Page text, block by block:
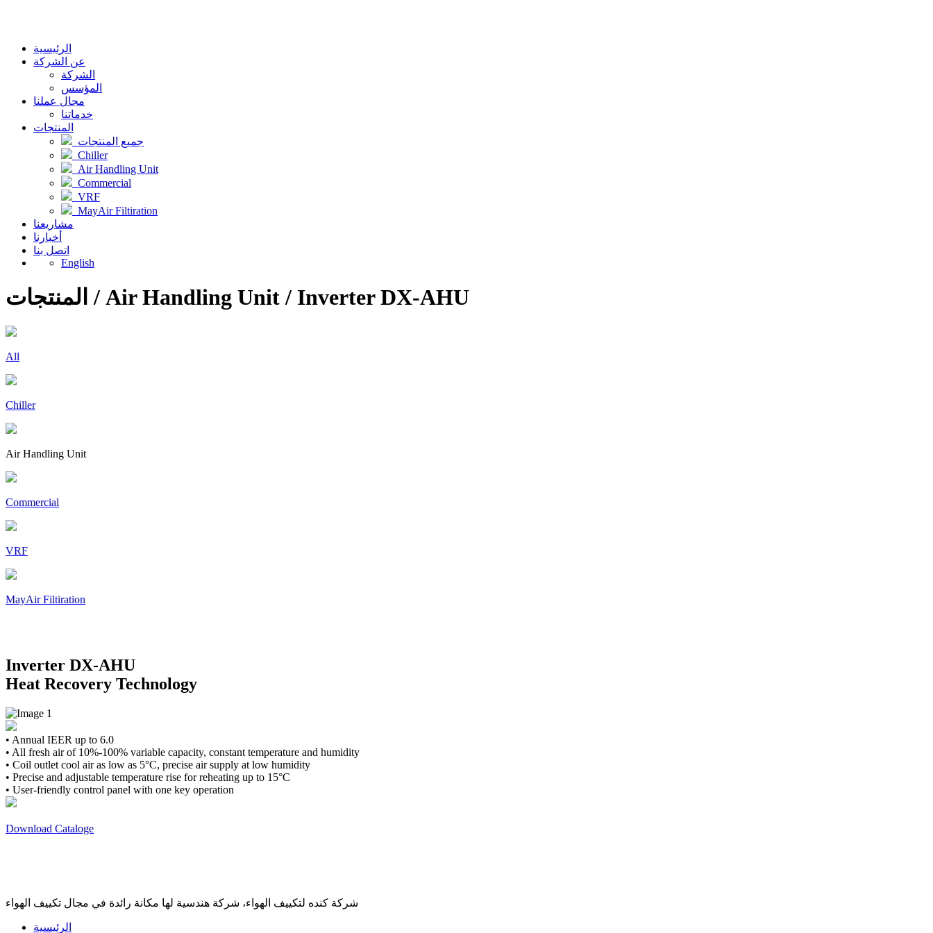
الرئيسية
عن الشركة
الشركة
المؤسس
مجال عملنا
خدماتنا
المنتجات
جميع المنتجات
Chiller
Air Handling Unit
Commercial
VRF
MayAir Filtiration
مشاريعنا
أخبارنا
اتصل بنا
English
المنتجات / Air Handling Unit / Inverter DX-AHU
All
Chiller
Air Handling Unit
Commercial
VRF
MayAir Filtiration
Inverter DX-AHU
Heat Recovery Technology
• Annual IEER up to 6.0
• All fresh air of 10%-100% variable capacity, constant temperature and humidity
• Coil outlet cool air as low as 5°C, precise air supply at low humidity
• Precise and adjustable temperature rise for reheating up to 15°C
• User-friendly control panel with one key operation
Download Cataloge
شركة كنده لتكييف الهواء، شركة هندسية لها مكانة رائدة في مجال تكييف الهواء
الرئيسية